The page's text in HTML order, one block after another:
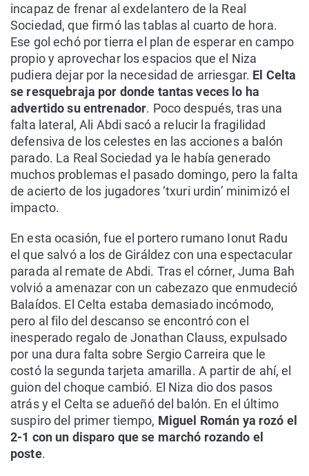
incapaz de frenar al exdelantero de la Real
Sociedad, que firmó las tablas al cuarto de hora.
Ese gol echó por tierra el plan de esperar en campo
propio y aprovechar los espacios que el Niza
pudiera dejar por la necesidad de arriesgar. El Celta
se resquebraja por donde tantas veces lo ha
advertido su entrenador. Poco después, tras una
falta lateral, Ali Abdi sacó a relucir la fragilidad
defensiva de los celestes en las acciones a balón
parado. La Real Sociedad ya le había generado
muchos problemas el pasado domingo, pero la falta
de acierto de los jugadores ‘txuri urdin’ minimizó el
impacto.
En esta ocasión, fue el portero rumano Ionut Radu
el que salvó a los de Giráldez con una espectacular
parada al remate de Abdi. Tras el córner, Juma Bah
volvió a amenazar con un cabezazo que enmudeció
Balaídos. El Celta estaba demasiado incómodo,
pero al filo del descanso se encontró con el
inesperado regalo de Jonathan Clauss, expulsado
por una dura falta sobre Sergio Carreira que le
costó la segunda tarjeta amarilla. A partir de ahí, el
guion del choque cambió. El Niza dio dos pasos
atrás y el Celta se adueñó del balón. En el último
suspiro del primer tiempo, Miguel Román ya rozó el
2-1 con un disparo que se marchó rozando el
poste.